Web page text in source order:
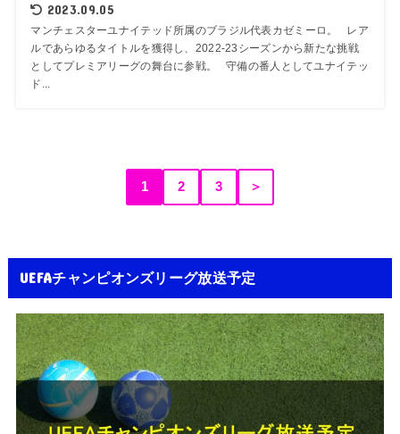
2023.09.05
マンチェスターユナイテッド所属のブラジル代表カゼミーロ。 レア
ルであらゆるタイトルを獲得し、2022-23シーズンから新たな挑戦
としてプレミアリーグの舞台に参戦。 守備の番人としてユナイテッ
ド...
1 2 3 ＞
UEFAチャンピオンズリーグ放送予定